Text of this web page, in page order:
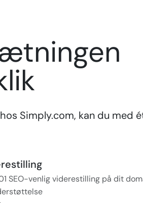
Simply.com, kan du med
SEO-venlig viderestilling på dit